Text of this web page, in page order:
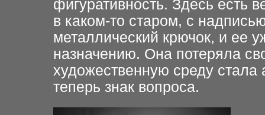
фигуративность. Здесь есть
в каком-то старом, с
металлический крючок, и ее
назначению. Она потеряла
художественную среду стала
теперь знак вопроса.